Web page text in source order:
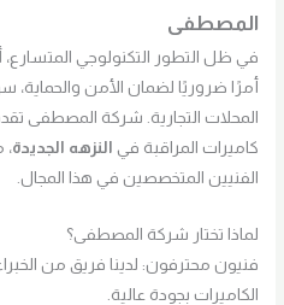
المصطفى
في ظل التطور التكنولوجي المتسارع،
أمرًا ضروريًا لضمان الأمن والحماية،
المحلات التجارية. شركة المصطفى
كاميرات المراقبة في النزهه الجديدة،
الفنيين المتخصصين في هذا المجال.
لماذا تختار شركة المصطفى؟
فنيون محترفون: لدينا فريق من
الكاميرات بجودة عالية.